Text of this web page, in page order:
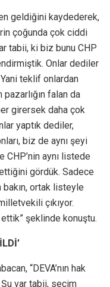
geldiğini kaydederek,
çoğunda çok ciddi
tabii, ki biz bunu CHP
Onlar dediler
teklif onlardan
falan da
girersek daha çok
yaptık dediler,
biz de aynı şeyi
CHP’nin aynı listede
gördük. Sadece
bakın, ortak listeyle
çıkıyor.
şeklinde konuştu.
“DEVA’nın hak
var tabii, seçim